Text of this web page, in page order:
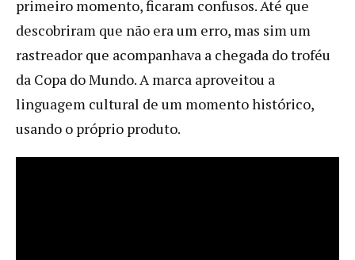
primeiro momento, ficaram confusos. Até que
descobriram que não era um erro, mas sim um
rastreador que acompanhava a chegada do troféu
da Copa do Mundo. A marca aproveitou a
linguagem cultural de um momento histórico,
usando o próprio produto.